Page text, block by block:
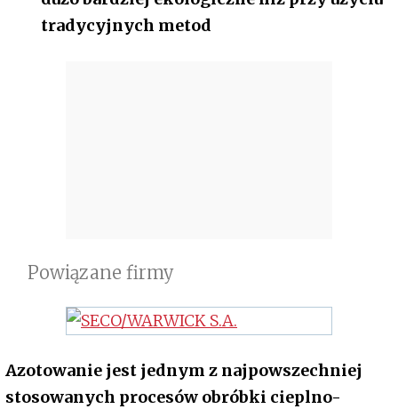
tradycyjnych metod
Powiązane firmy
Azotowanie jest jednym z najpowszechniej
stosowanych procesów obróbki cieplno-